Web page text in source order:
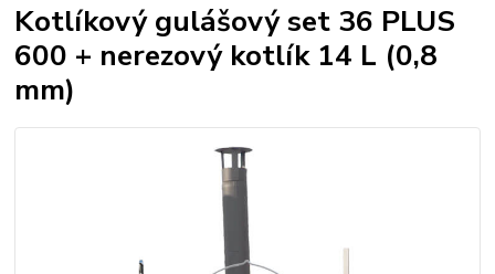
Kotlíkový gulášový set 36 PLUS
600 + nerezový kotlík 14 L (0,8
mm)